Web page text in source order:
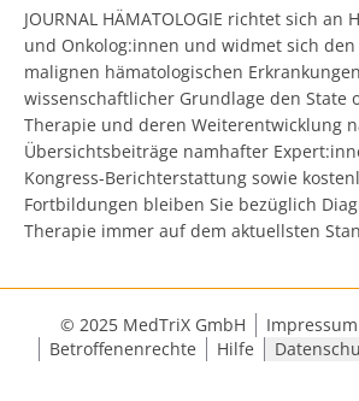
JOURNAL HÄMATOLOGIE richtet sich an
und Onkolog:innen und widmet sich
malignen hämatologischen
wissenschaftlicher Grundlage den State
Therapie und deren Weiterentwicklung
Übersichtsbeiträge namhafter
Kongress-Berichterstattung sowie
Fortbildungen bleiben Sie bezüglich
Therapie immer auf dem aktuellsten
© 2025 MedTriX GmbH Impressum
Betroffenenrechte
Hilfe